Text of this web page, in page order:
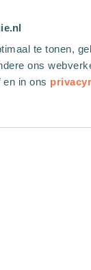
te tonen,
ons
en in ons